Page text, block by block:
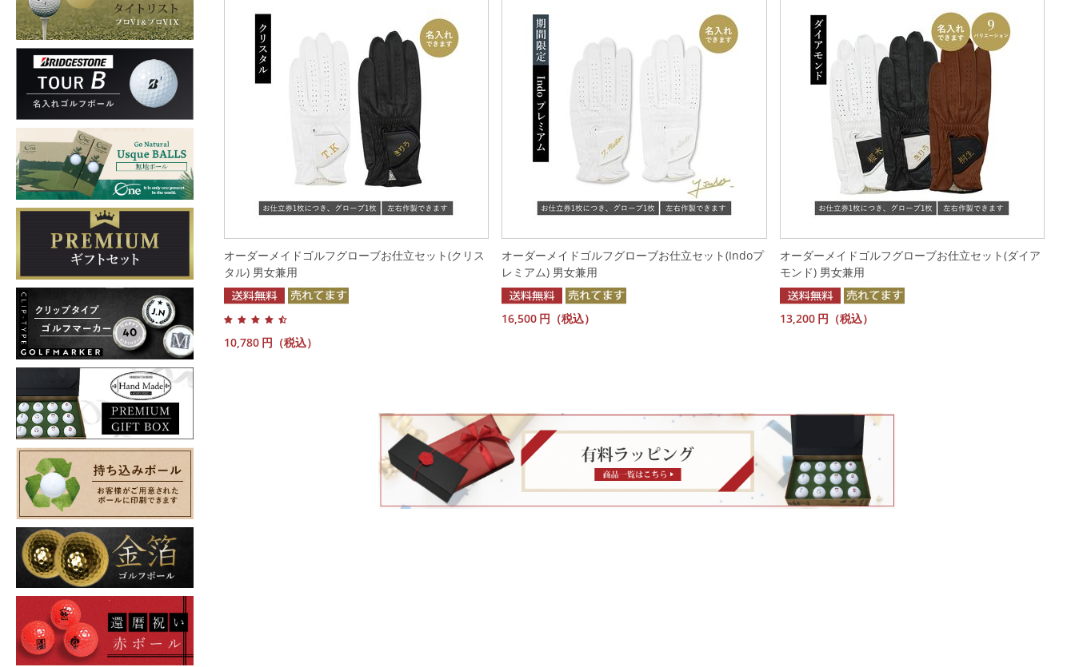
オーダーメイドゴルフグローブお仕立セット(クリス
タル) 男女兼用
10,780 円（税込）
オーダーメイドゴルフグローブお仕立セット(Indoプ
レミアム) 男女兼用
16,500 円（税込）
オーダーメイドゴルフグローブお仕立セット(ダイア
モンド) 男女兼用
13,200 円（税込）